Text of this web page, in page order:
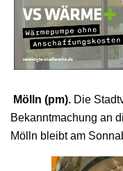
Mölln (pm). Die
Bekanntmachung an
Mölln bleibt am